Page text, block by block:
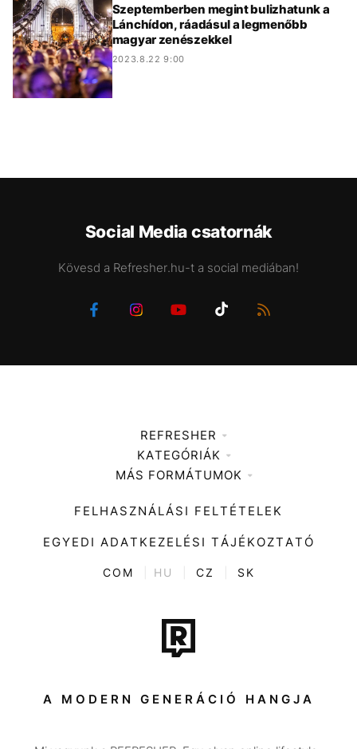
Szeptemberben megint bulizhatunk a
Lánchídon, ráadásul a legmenőbb
magyar zenészekkel
2023.8.22 9:00
Social Media csatornák
Kövesd a Refresher.hu-t a social mediában!
REFRESHER
Médiaajánlat
KATEGÓRIÁK
Zene
Divat
Kultúra
ENTR
Tech-Tudomány
Sport
Társadalom
MÁS FORMÁTUMOK
FELHASZNÁLÁSI FELTÉTELEK
EGYEDI ADATKEZELÉSI TÁJÉKOZTATÓ
COM HU CZ SK
A MODERN GENERÁCIÓ HANGJA